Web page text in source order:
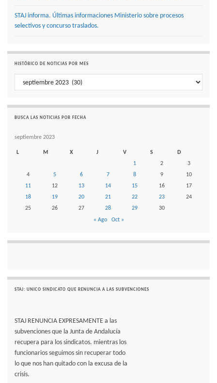
STAJ informa. Últimas informaciones Ministerio sobre procesos
selectivos y concurso traslados.
HISTÓRICO DE NOTICIAS POR MES
Histórico de noticias por mes
BUSCA LAS NOTICIAS POR FECHA
septiembre 2023
L M X J V S
D
1
2
3
4
5 6 7 8 9
10
11
12 13 14 15 16
17
18
19 20 21 22 23
24
25
26 27 28 29
30
« Ago
Oct »
STAJ: UNICO SINDICATO QUE RENUNCIA A LAS SUBVENCIONES
STAJ RENUNCIA EXPRESAMENTE a las
subvenciones que la Junta de Andalucía
recupera para los sindicatos. mientras los
funcionarios seguimos sin recuperar todo
lo que nos han quitado con la excusa de la
crisis.